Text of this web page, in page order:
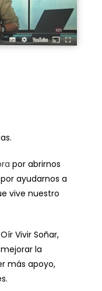
por abrirnos
ayudarnos a
vive nuestro
Vivir Soñar,
la
más apoyo,